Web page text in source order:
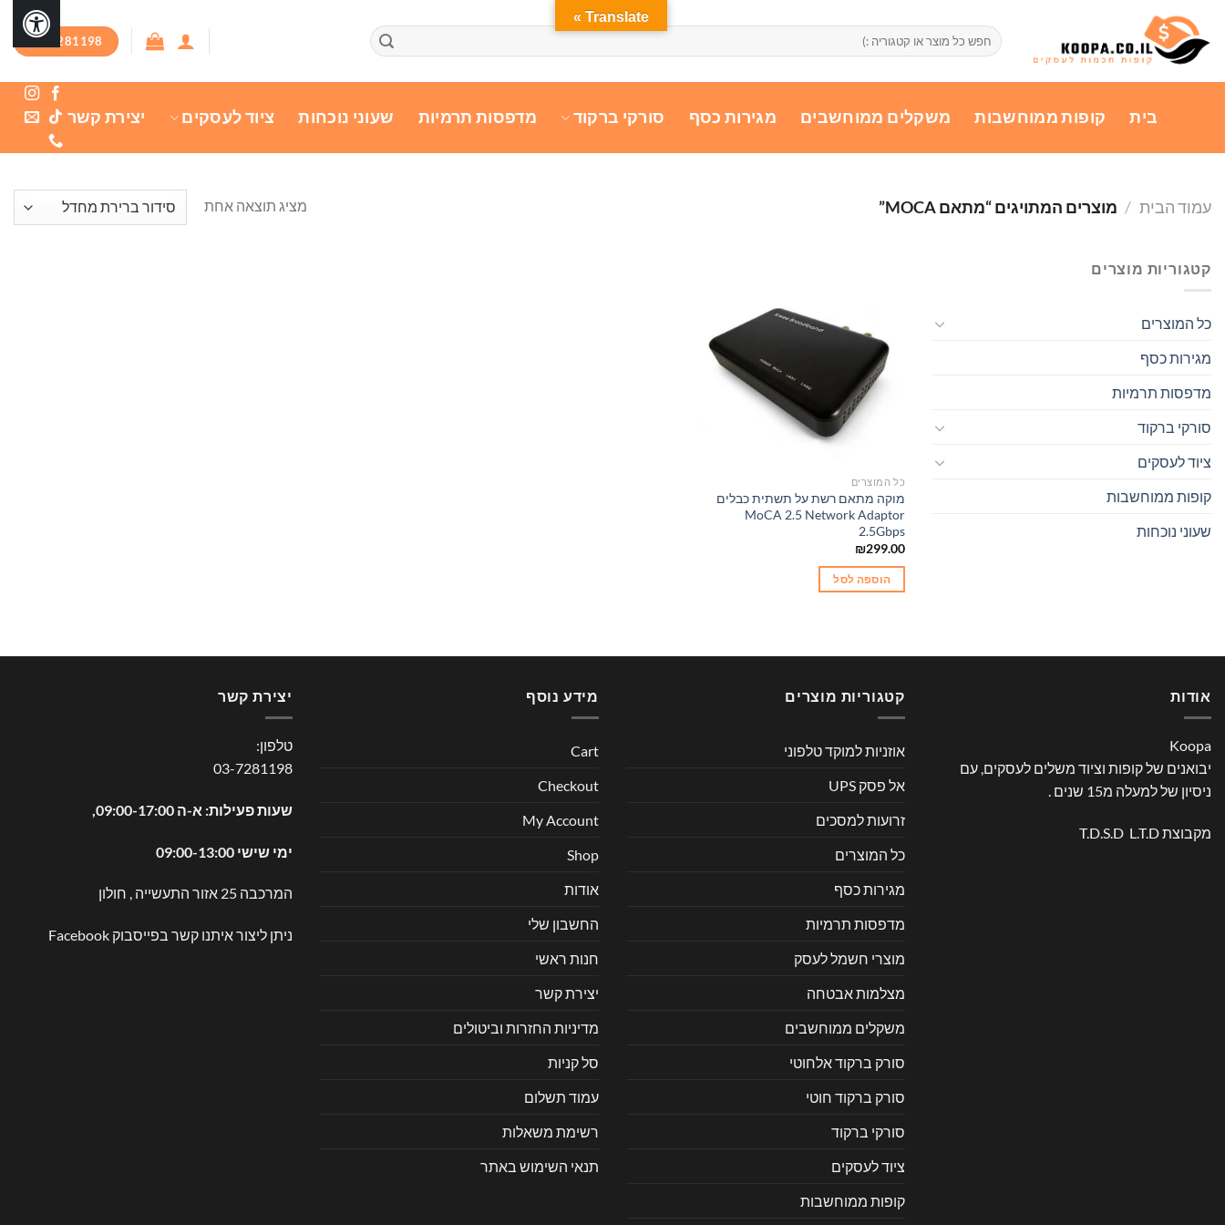
content
חיפוש
עבור:
03-7281198
בית קופות ממוחשבות משקלים ממוחשבים מגירות כסף סורקי ברקוד מדפסות תרמיות שעוני נוכחות ציוד לעסקים יצירת קשר
עמוד הבית / מוצרים המתויגים “מתאם MOCA” מציג תוצאה אחת
קטגוריות מוצרים
כל המוצרים
מגירות כסף
מדפסות תרמיות
סורקי ברקוד
ציוד לעסקים
קופות ממוחשבות
שעוני נוכחות
כל המוצרים
מוקה מתאם רשת על תשתית כבלים
MoCA 2.5 Network Adaptor
2.5Gbps
₪299.00
הוספה לסל
אודות
Koopa
יבואנים של קופות וציוד משלים לעסקים, עם
ניסיון של למעלה מ15 שנים .
מקבוצת T.D.S.D L.T.D
קטגוריות מוצרים
אוזניות למוקד טלפוני
אל פסק UPS
זרועות למסכים
כל המוצרים
מגירות כסף
מדפסות תרמיות
מוצרי חשמל לעסק
מצלמות אבטחה
משקלים ממוחשבים
סורק ברקוד אלחוטי
סורק ברקוד חוטי
סורקי ברקוד
ציוד לעסקים
קופות ממוחשבות
מידע נוסף
Cart
Checkout
My Account
Shop
אודות
החשבון שלי
חנות ראשי
יצירת קשר
מדיניות החזרות וביטולים
סל קניות
עמוד תשלום
רשימת משאלות
תנאי השימוש באתר
יצירת קשר
טלפון:
03-7281198
שעות פעילות: א-ה 09:00-17:00,
ימי שישי 09:00-13:00
המרכבה 25 אזור התעשייה , חולון
ניתן ליצור איתנו קשר בפייסבוק Facebook
Translate »